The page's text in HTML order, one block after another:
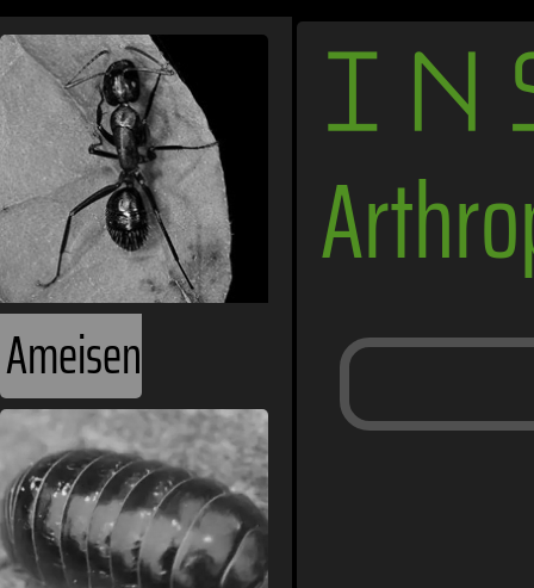
Ameisen